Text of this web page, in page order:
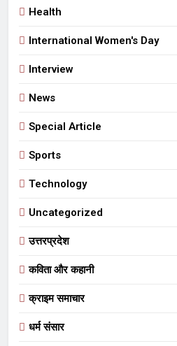
Health
International Women's Day
Interview
News
Special Article
Sports
Technology
Uncategorized
उत्तरप्रदेश
कविता और कहानी
क्राइम समाचार
धर्म संसार